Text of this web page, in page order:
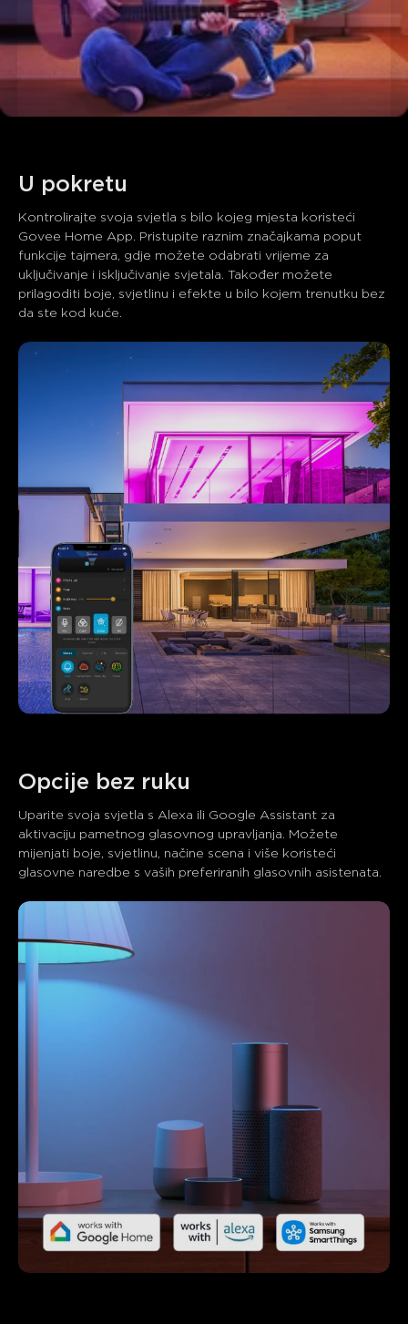
U pokretu
Kontrolirajte svoja svjetla s bilo kojeg mjesta koristeći
Govee Home App. Pristupite raznim značajkama poput
funkcije tajmera, gdje možete odabrati vrijeme za
uključivanje i isključivanje svjetala. Također možete
prilagoditi boje, svjetlinu i efekte u bilo kojem trenutku bez
da ste kod kuće.
Opcije bez ruku
Uparite svoja svjetla s Alexa ili Google Assistant za
aktivaciju pametnog glasovnog upravljanja. Možete
mijenjati boje, svjetlinu, načine scena i više koristeći
glasovne naredbe s vaših preferiranih glasovnih asistenata.
Što kupci kažu
Kupci spominjuPozitivno
Sažetak
AI-generirano iz teksta recenzija kupaca